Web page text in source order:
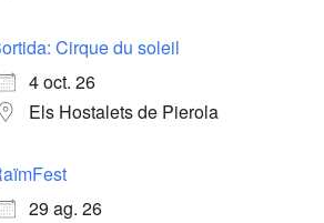
Cirque du soleil
4 oct. 26
Els Hostalets de Pierola
29 ag. 26